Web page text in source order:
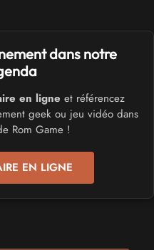
dans notre
en ligne et référencez
geek ou jeu vidéo dans
Rom Game !
EN LIGNE